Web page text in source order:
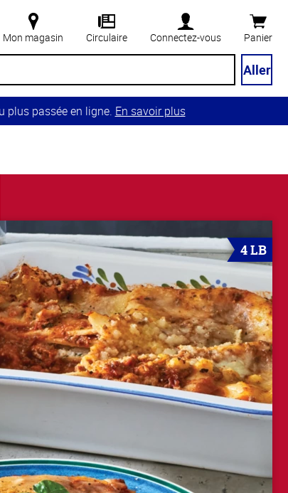
Mon magasin Circulaire Connectez-vous Panier
Aller
plus passée en ligne. En savoir plus
4 LB